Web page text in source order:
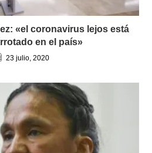
«el coronavirus lejos está
en el país»
23 julio, 2020